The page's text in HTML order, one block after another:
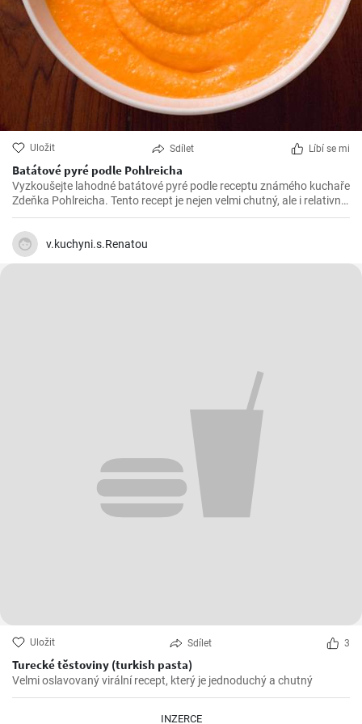
Uložit Sdílet Líbí se mi
Batátové pyré podle Pohlreicha
Vyzkoušejte lahodné batátové pyré podle receptu známého kuchaře
Zdeňka Pohlreicha. Tento recept je nejen velmi chutný, ale i relativně
jednoduchý na přípravu. Batátové pyré je skvělým doplňkem k masu
nebo rybám.
v.kuchyni.s.Renatou
Uložit Sdílet 3
Turecké těstoviny (turkish pasta)
Velmi oslavovaný virální recept, který je jednoduchý a chutný
INZERCE